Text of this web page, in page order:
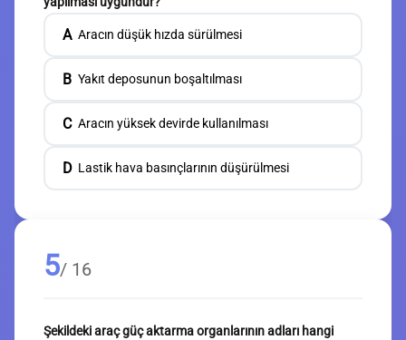
A Aracın düşük hızda sürülmesi
B Yakıt deposunun boşaltılması
C Aracın yüksek devirde kullanılması
D Lastik hava basınçlarının düşürülmesi
5/ 16
Şekildeki araç güç aktarma organlarının adları hangi